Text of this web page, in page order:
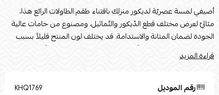
أضيفي لمسة عصريّة لديكور منزلك باقتناء طقم الطاولات الرائع هذا،
مثاليّ لعرض مختلف قطع الدّيكور والتّماثيل، ومصنوع من خامات عالية
الجودة لضمان المتانة والاستدامة. قد يختلف لون المنتج قليلاً بسبب
إضاءة الصور الفوتوغرافية أو إعدادات الشاشة الخاصة بك. تُستخدم صور
المتوفرة للجزء السفلي : ذهبي فضي أسود"
قراءة المزيد
رقم الموديل KHQ1769